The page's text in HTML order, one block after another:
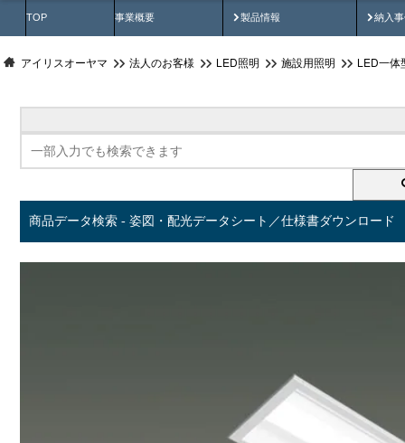
TOP 事業概要 製品情報
製品動画 納入
納
アイリスオーヤマ 法人のお客様 LED照明 施設用照明 LED一体
商品データ検索 - 姿図・配光データシート／仕様書ダウンロード